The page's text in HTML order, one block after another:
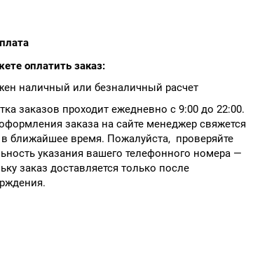
оплатить заказ:
наличный или безналичный расчет
заказов проходит ежедневно с 9:00 до 22:00.
заказа на сайте менеджер свяжется
ближайшее время. Пожалуйста, проверяйте
указания вашего телефонного номера —
заказ доставляется только после